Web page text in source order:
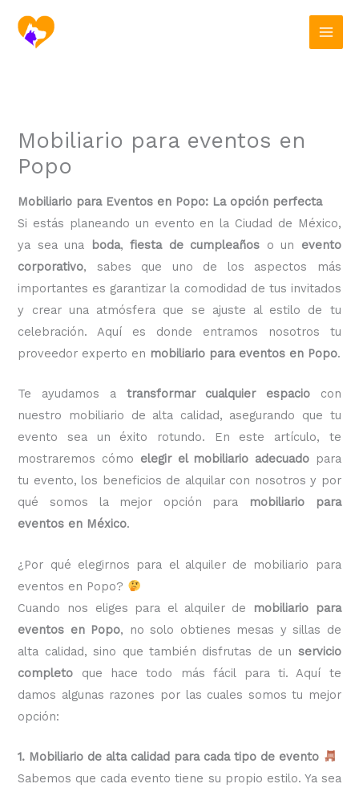
contenido
Mobiliario para eventos en
Popo
Mobiliario para Eventos en Popo: La opción perfecta
Si estás planeando un evento en la Ciudad de México,
ya sea una
boda,fiesta de cumpleaños o un evento
corporativo, sabes que uno de los aspectos más
importantes es garantizar la comodidad de tus invitados
y crear una atmósfera que se ajuste al estilo de tu
celebración. Aquí es donde entramos nosotros tu
proveedor experto en mobiliario para eventos en Popo.
Te ayudamos a transformar cualquier espaciocon
nuestro mobiliario de alta calidad, asegurando que tu
evento sea un éxito rotundo. En este artículo, te
mostraremos cómo elegir el mobiliario adecuadopara
tu evento, los beneficios de alquilar con nosotros y por
qué somos la mejor opción para
mobiliario para
eventos en México.
¿Por qué elegirnos para el alquiler de mobiliario para
eventos en Popo?
Cuando nos eliges para el alquiler de
mobiliario para
eventos en Popo, no solo obtienes mesas y sillas de
alta calidad, sino que también disfrutas de un servicio
completo que hace todo más fácil para ti. Aquí te
damos algunas razones por las cuales somos tu mejor
opción:
1. Mobiliario de alta calidad para cada tipo de evento
Sabemos que cada evento tiene su propio estilo. Ya sea